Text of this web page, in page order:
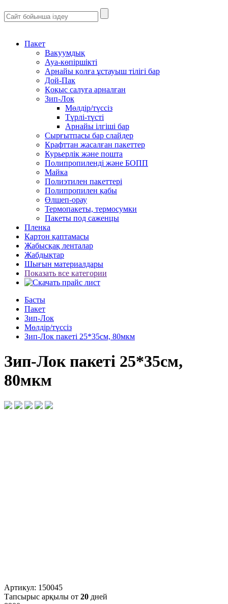
Пакет
Вакуумдық
Ауа-көпіршікті
Арнайы қолға ұстауыш тілігі бар
Дой-Пак
Қоқыс салуға арналған
Зип-Лок
Мөлдір/түссіз
Түрлі-түсті
Арнайы ілгіші бар
Сырғытпасы бар слайдер
Крафттан жасалған пакеттер
Курьерлік және пошта
Полипропиленді және БОПП
Майка
Полиэтилен пакеттері
Полипропилен қабы
Өлшеп-орау
Термопакеты, термосумки
Пакеты под саженцы
Пленка
Картон қаптамасы
Жабысқақ ленталар
Жабдықтар
Шығын материалдары
Показать все категории
Басты
Пакет
Зип-Лок
Мөлдір/түссіз
Зип-Лок пакеті 25*35см, 80мкм
Зип-Лок пакеті 25*35см,
80мкм
Артикул: 150045
Тапсырыс арқылы от 20 дней